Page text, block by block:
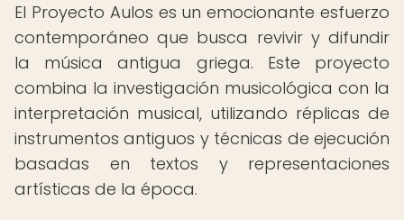
El Proyecto Aulos es un emocionante esfuerzo
contemporáneo que busca revivir y difundir
la música antigua griega. Este proyecto
combina la investigación musicológica con la
interpretación musical, utilizando réplicas de
instrumentos antiguos y técnicas de ejecución
basadas en textos y representaciones
artísticas de la época.